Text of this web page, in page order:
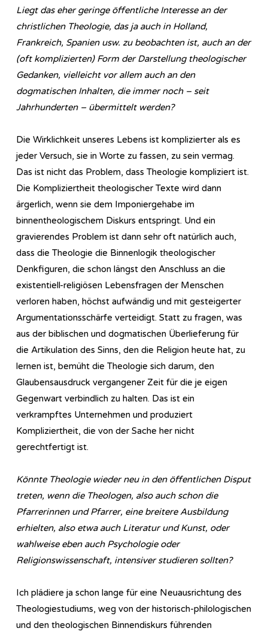
Liegt das eher geringe öffentliche Interesse an der
christlichen Theologie, das ja auch in Holland,
Frankreich, Spanien usw. zu beobachten ist, auch an der
(oft komplizierten) Form der Darstellung theologischer
Gedanken, vielleicht vor allem auch an den
dogmatischen Inhalten, die immer noch – seit
Jahrhunderten – übermittelt werden?
Die Wirklichkeit unseres Lebens ist komplizierter als es
jeder Versuch, sie in Worte zu fassen, zu sein vermag.
Das ist nicht das Problem, dass Theologie kompliziert ist.
Die Kompliziertheit theologischer Texte wird dann
ärgerlich, wenn sie dem Imponiergehabe im
binnentheologischem Diskurs entspringt. Und ein
gravierendes Problem ist dann sehr oft natürlich auch,
dass die Theologie die Binnenlogik theologischer
Denkfiguren, die schon längst den Anschluss an die
existentiell-religiösen Lebensfragen der Menschen
verloren haben, höchst aufwändig und mit gesteigerter
Argumentationsschärfe verteidigt. Statt zu fragen, was
aus der biblischen und dogmatischen Überlieferung für
die Artikulation des Sinns, den die Religion heute hat, zu
lernen ist, bemüht die Theologie sich darum, den
Glaubensausdruck vergangener Zeit für die je eigen
Gegenwart verbindlich zu halten. Das ist ein
verkrampftes Unternehmen und produziert
Kompliziertheit, die von der Sache her nicht
gerechtfertigt ist.
Könnte Theologie wieder neu in den öffentlichen Disput
treten, wenn die Theologen, also auch schon die
Pfarrerinnen und Pfarrer, eine breitere Ausbildung
erhielten, also etwa auch Literatur und Kunst, oder
wahlweise eben auch Psychologie oder
Religionswissenschaft, intensiver studieren sollten?
Ich plädiere ja schon lange für eine Neuausrichtung des
Theologiestudiums, weg von der historisch-philologischen
und den theologischen Binnendiskurs führenden